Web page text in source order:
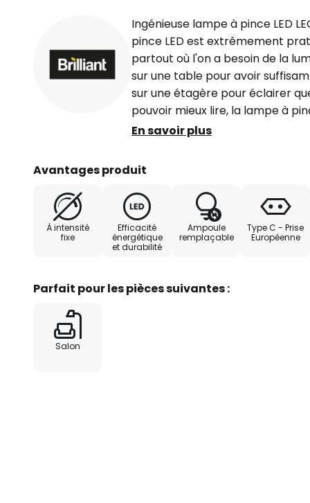
Ingénieuse lampe à pince LED
pince LED est extrêmement
partout où l'on a besoin de la
sur une table pour avoir
sur une étagère pour éclairer
pouvoir mieux lire, la lampe à
domaine d'application idéal et
indispensable. Le câble
En savoir plus
Avantages produit
À intensité
fixe
Efficacité
énergétique
et durabilité
Ampoule
remplaçable
Type C - Prise
Européenne
Parfait pour les pièces suivantes :
Salon